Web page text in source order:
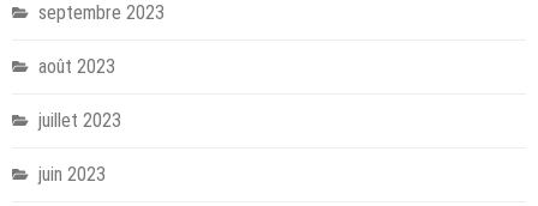
septembre 2023
août 2023
juillet 2023
juin 2023